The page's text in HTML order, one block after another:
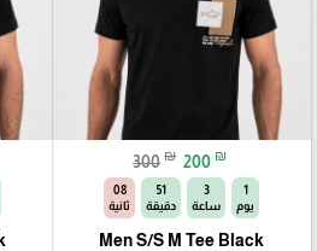
300 ₪ 200 ₪
1
يوم
3
ساعة
51
دقيقة
06
ثانية
Men S/S M Tee Black